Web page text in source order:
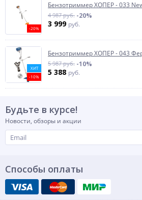
-20%
Бензотриммер ХОПЕР - 033
4 987 руб. -20%
3 999 руб.
ХИТ
-10%
Бензотриммер ХОПЕР - 043
5 987 руб. -10%
5 388 руб.
Будьте в курсе!
Новости, обзоры и акции
Способы оплаты